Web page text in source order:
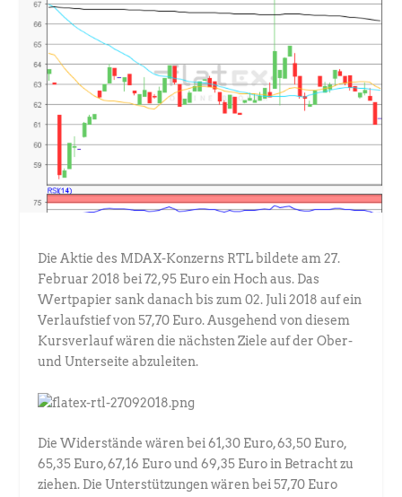
Die Aktie des MDAX-Konzerns RTL bildete am 27.
Februar 2018 bei 72,95 Euro ein Hoch aus. Das
Wertpapier sank danach bis zum 02. Juli 2018 auf ein
Verlaufstief von 57,70 Euro. Ausgehend von diesem
Kursverlauf wären die nächsten Ziele auf der Ober-
und Unterseite abzuleiten.
Die Widerstände wären bei 61,30 Euro, 63,50 Euro,
65,35 Euro, 67,16 Euro und 69,35 Euro in Betracht zu
ziehen. Die Unterstützungen wären bei 57,70 Euro